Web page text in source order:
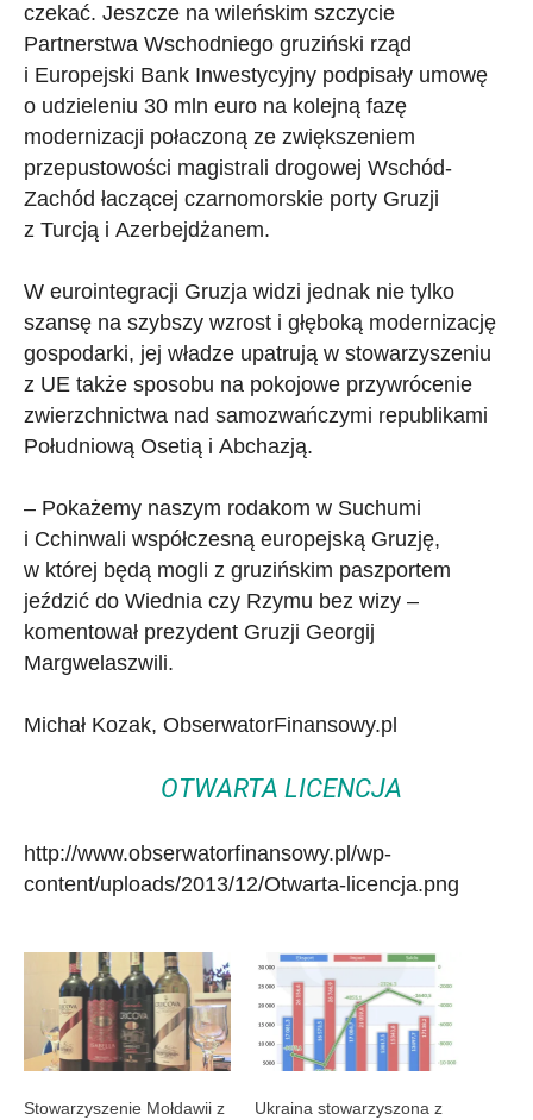
czekać. Jeszcze na wileńskim szczycie
Partnerstwa Wschodniego gruziński rząd
i Europejski Bank Inwestycyjny podpisały umowę
o udzieleniu 30 mln euro na kolejną fazę
modernizacji połaczoną ze zwiększeniem
przepustowości magistrali drogowej Wschód-
Zachód łaczącej czarnomorskie porty Gruzji
z Turcją i Azerbejdżanem.
W eurointegracji Gruzja widzi jednak nie tylko
szansę na szybszy wzrost i głęboką modernizację
gospodarki, jej władze upatrują w stowarzyszeniu
z UE także sposobu na pokojowe przywrócenie
zwierzchnictwa nad samozwańczymi republikami
Południową Osetią i Abchazją.
– Pokażemy naszym rodakom w Suchumi
i Cchinwali współczesną europejską Gruzję,
w której będą mogli z gruzińskim paszportem
jeździć do Wiednia czy Rzymu bez wizy –
komentował prezydent Gruzji Georgij
Margwelaszwili.
Michał Kozak, ObserwatorFinansowy.pl
OTWARTA LICENCJA
http://www.obserwatorfinansowy.pl/wp-
content/uploads/2013/12/Otwarta-licencja.png
Stowarzyszenie Mołdawii z
Ukraina stowarzyszona z